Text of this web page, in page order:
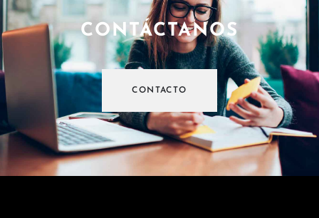
CONTÁCTANOS
CONTACTO